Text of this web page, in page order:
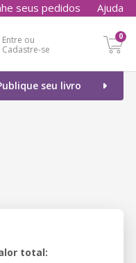
seus pedidos Ajuda
Entre ou
Cadastre-se
0
seu livro
total: